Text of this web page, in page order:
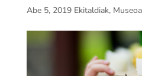
Abe 5, 2019 Ekitaldiak,